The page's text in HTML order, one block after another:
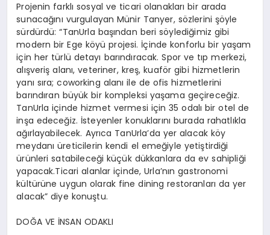
Projenin farklı sosyal ve ticari olanakları bir arada
sunacağını vurgulayan Münir Tanyer, sözlerini şöyle
sürdürdü: “TanUrla başından beri söylediğimiz gibi
modern bir Ege köyü projesi. İçinde konforlu bir yaşam
için her türlü detayı barındıracak. Spor ve tıp merkezi,
alışveriş alanı, veteriner, kreş, kuaför gibi hizmetlerin
yanı sıra; coworking alanı ile de ofis hizmetlerini
barındıran büyük bir kompleksi yaşama geçireceğiz.
TanUrla içinde hizmet vermesi için 35 odalı bir otel de
inşa edeceğiz. İsteyenler konuklarını burada rahatlıkla
ağırlayabilecek. Ayrıca TanUrla’da yer alacak köy
meydanı üreticilerin kendi el emeğiyle yetiştirdiği
ürünleri satabileceği küçük dükkanlara da ev sahipliği
yapacak.Ticari alanlar içinde, Urla’nın gastronomi
kültürüne uygun olarak fine dining restoranları da yer
alacak” diye konuştu.
DOĞA VE İNSAN ODAKLI